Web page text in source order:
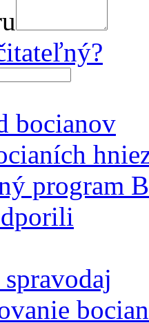
bocianov
program